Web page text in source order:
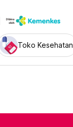
Toko Kesehatan